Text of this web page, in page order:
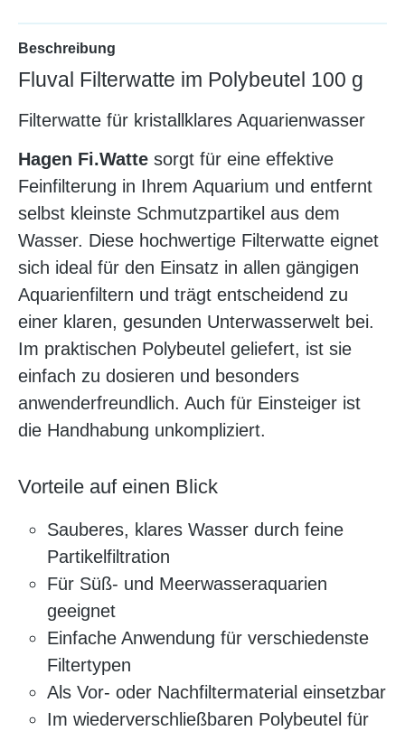
Beschreibung
Fluval Filterwatte im Polybeutel 100 g
Filterwatte für kristallklares Aquarienwasser
Hagen Fi.Watte sorgt für eine effektive
Feinfilterung in Ihrem Aquarium und entfernt
selbst kleinste Schmutzpartikel aus dem
Wasser. Diese hochwertige Filterwatte eignet
sich ideal für den Einsatz in allen gängigen
Aquarienfiltern und trägt entscheidend zu
einer klaren, gesunden Unterwasserwelt bei.
Im praktischen Polybeutel geliefert, ist sie
einfach zu dosieren und besonders
anwenderfreundlich. Auch für Einsteiger ist
die Handhabung unkompliziert.
Vorteile auf einen Blick
Sauberes, klares Wasser durch feine
Partikelfiltration
Für Süß- und Meerwasseraquarien
geeignet
Einfache Anwendung für verschiedenste
Filtertypen
Als Vor- oder Nachfiltermaterial einsetzbar
Im wiederverschließbaren Polybeutel für